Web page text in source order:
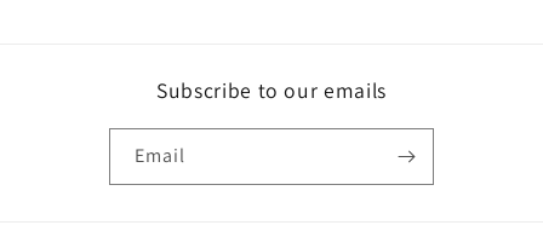
Subscribe to our emails
Email